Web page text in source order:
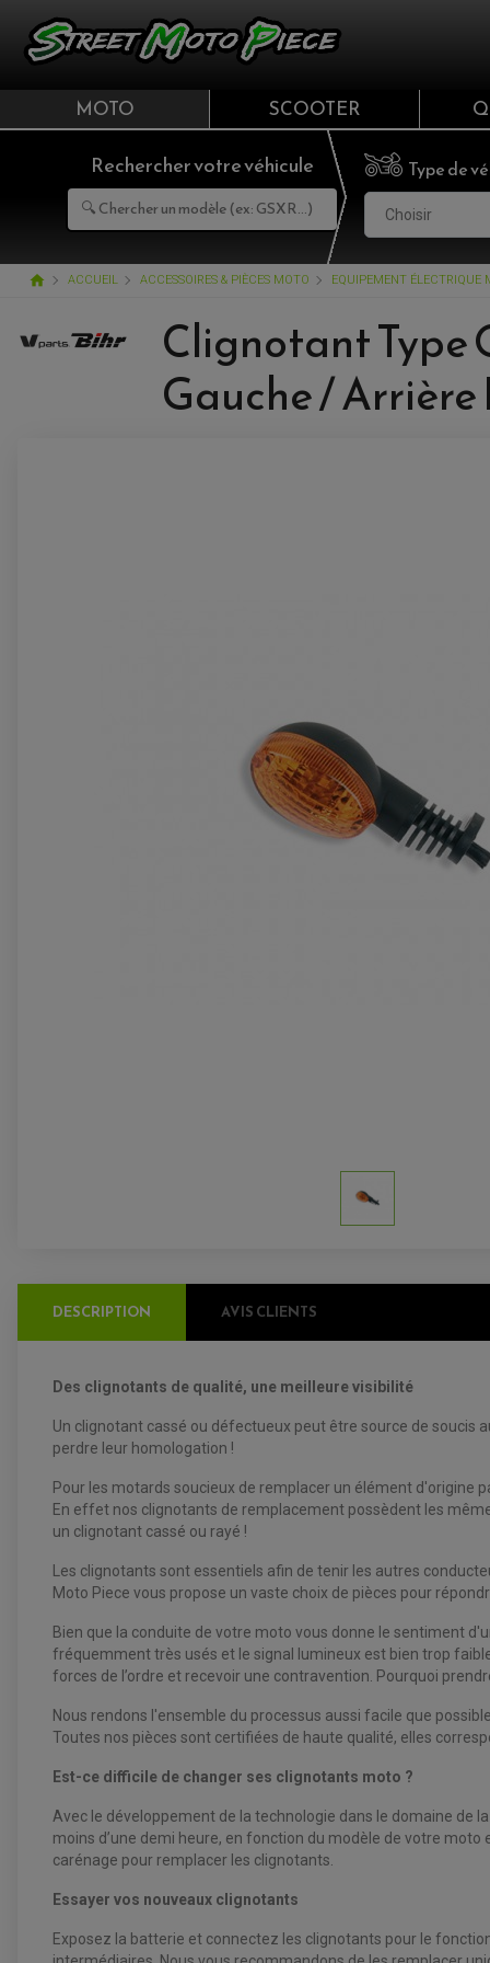
MOTO SCOOTER
Rechercher votre véhicule Type de
Choisir
home ACCUEIL ACCESSOIRES & PIÈCES MOTO EQUIPEMENT ÉLECTRIQUE
Clignotant Type
Gauche /
DESCRIPTION AVIS CLIENTS
Des clignotants de qualité, une meilleure visibilité
Un clignotant cassé ou défectueux peut être source de soucis
perdre leur homologation !
Pour les motards soucieux de remplacer un élément d'origine
En effet nos clignotants de remplacement possèdent les
un clignotant cassé ou rayé !
Les clignotants sont essentiels afin de tenir les autres
Moto Piece vous propose un vaste choix de pièces pour
Bien que la conduite de votre moto vous donne le sentiment
fréquemment très usés et le signal lumineux est bien trop
forces de l’ordre et recevoir une contravention. Pourquoi
Nous rendons l'ensemble du processus aussi facile que
Toutes nos pièces sont certifiées de haute qualité, elles
Est-ce difficile de changer ses clignotants moto ?
Avec le développement de la technologie dans le domaine de
moins d’une demi heure, en fonction du modèle de votre
carénage pour remplacer les clignotants.
Essayer vos nouveaux clignotants
Exposez la batterie et connectez les clignotants pour le